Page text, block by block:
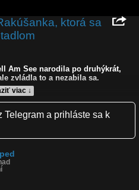
ktorá sa
viac ↓
Am See narodila po druhýkrát,
zvládla to a nezabila sa.
pg, paraglide,
Telegram a prihláste sa k